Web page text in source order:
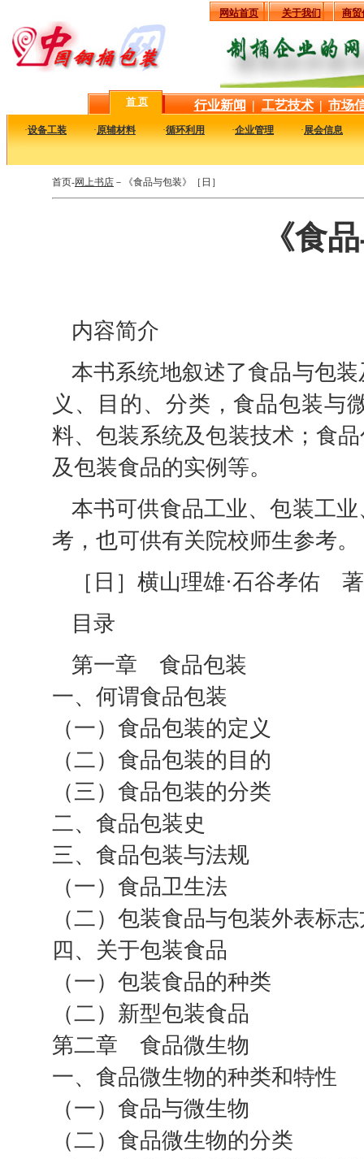
网站首页 关于我们 商贸
首 页 行业新闻 | 工艺技术 | 市场
·设备工装 ·原辅材料 ·循环利用 ·企业管理 ·展会信息
首页-网上书店 －《食品与包装》［日］
《食
内容简介
本书系统地叙述了食品与包
义、目的、分类，食品包装与
料、包装系统及包装技术；食
及包装食品的实例等。
本书可供食品工业、包装工
考，也可供有关院校师生参考。
［日］横山理雄·石谷孝佑 著
目录
第一章 食品包装
一、何谓食品包装
（一）食品包装的定义
（二）食品包装的目的
（三）食品包装的分类
二、食品包装史
三、食品包装与法规
（一）食品卫生法
（二）包装食品与包装外表标
四、关于包装食品
（一）包装食品的种类
（二）新型包装食品
第二章 食品微生物
一、食品微生物的种类和特性
（一）食品与微生物
（二）食品微生物的分类